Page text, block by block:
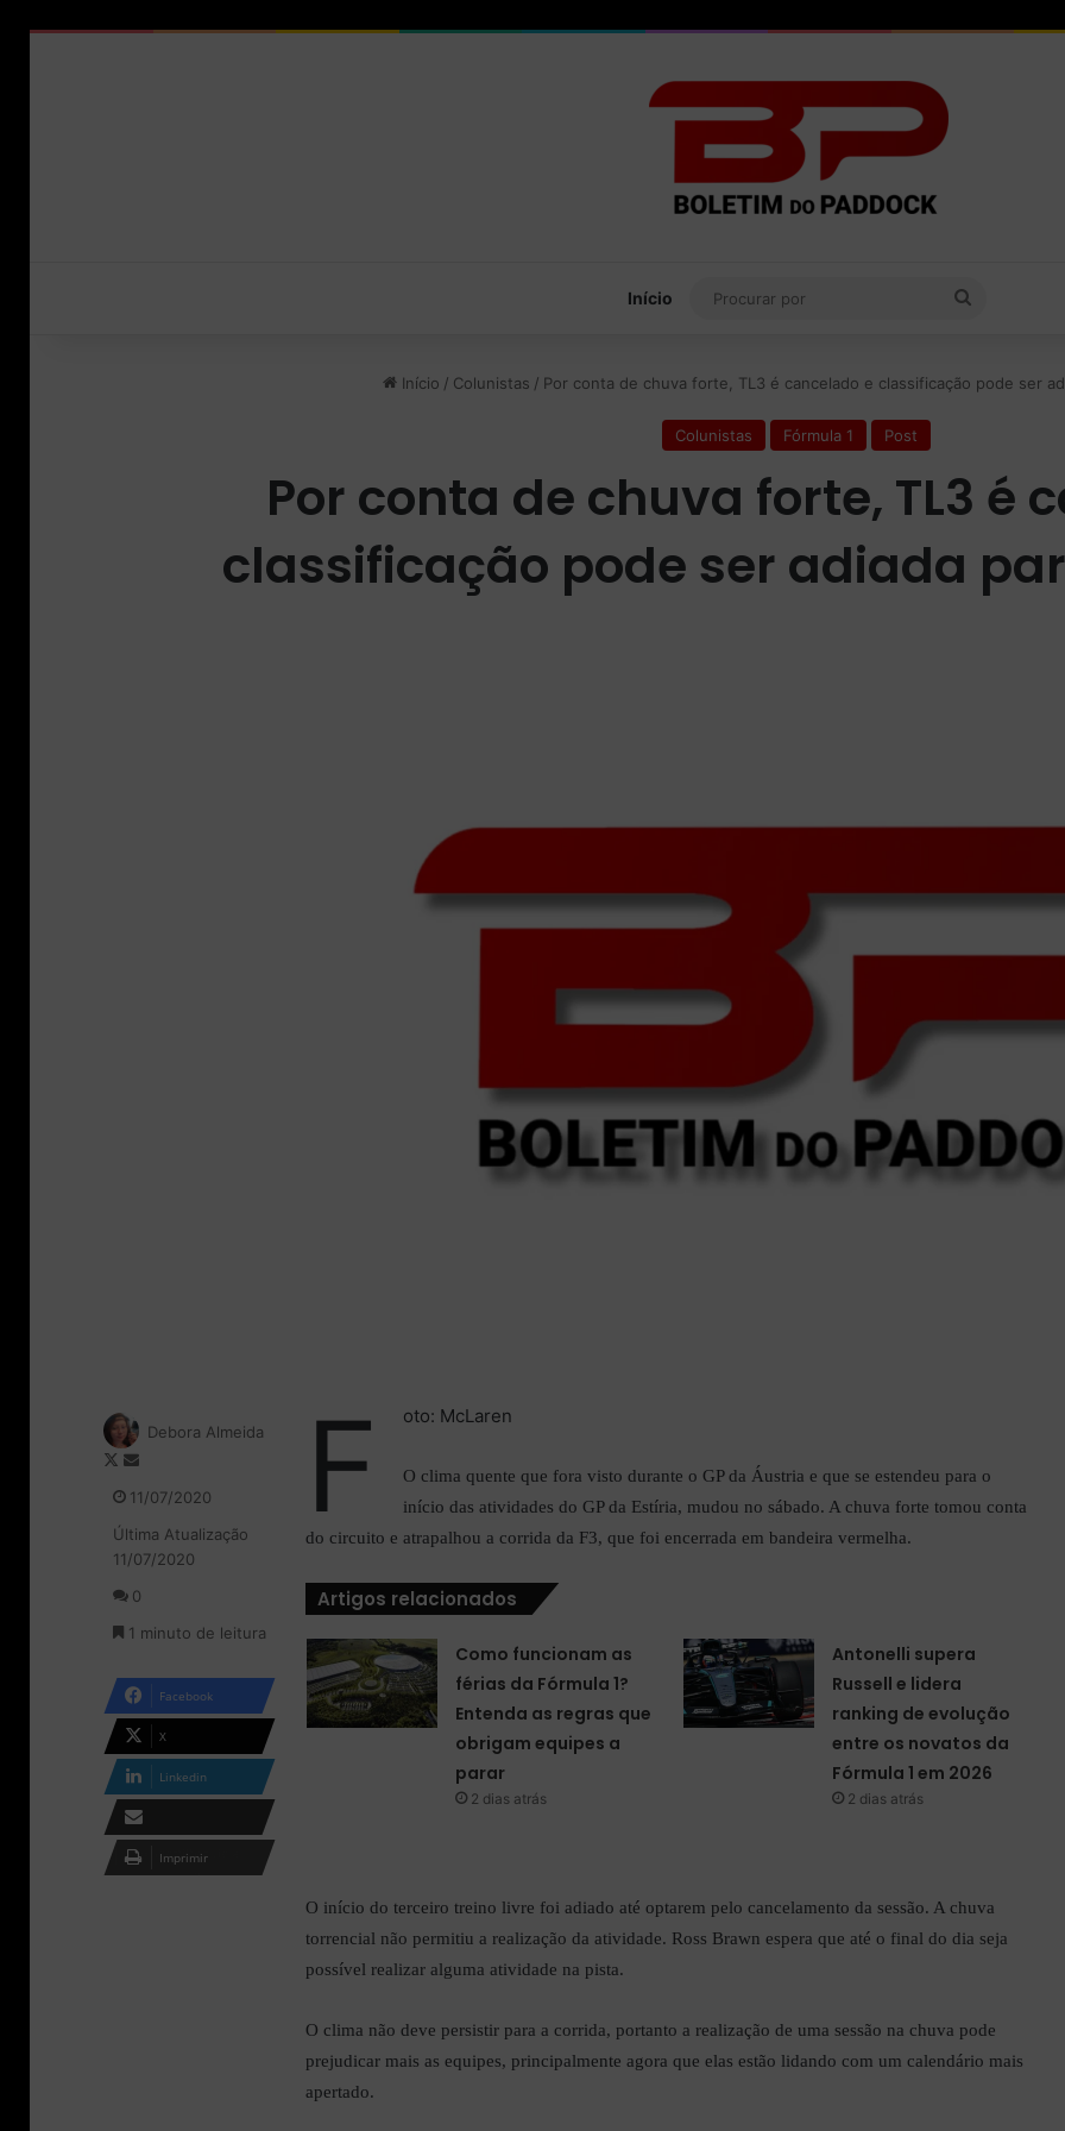
Início
Início / Colunistas / Por conta de chuva forte, TL3 é cancelado e classificação pode ser
Colunistas Fórmula 1 Post
Por conta de chuva forte, TL3 é
classificação pode ser adiada
F oto: McLaren
O clima quente que fora visto durante o GP da Áustria e que se estendeu para o
início das atividades do GP da Estíria, mudou no sábado. A chuva forte tomou conta
do circuito e atrapalhou a corrida da F3, que foi encerrada em bandeira vermelha.
Artigos relacionados
Como funcionam as
férias da Fórmula 1?
Entenda as regras que
obrigam equipes a
parar
2 dias atrás
Antonelli supera
Russell e lidera
ranking de evolução
entre os novatos da
Fórmula 1 em 2026
2 dias atrás
O início do terceiro treino livre foi adiado até optarem pelo cancelamento da sessão. A chuva
torrencial não permitiu a realização da atividade. Ross Brawn espera que até o final do dia seja
possível realizar alguma atividade na pista.
O clima não deve persistir para a corrida, portanto a realização de uma sessão na chuva pode
prejudicar mais as equipes, principalmente agora que elas estão lidando com um calendário mais
apertado.
Debora Almeida
F
l
o
n
n
d
e
e
a
i
l
11/07/2020
Última Atualização
11/07/2020
0
1 minuto de leitura
Facebook
X
Linkedin
Compartilhar via e-
mail
Imprimir